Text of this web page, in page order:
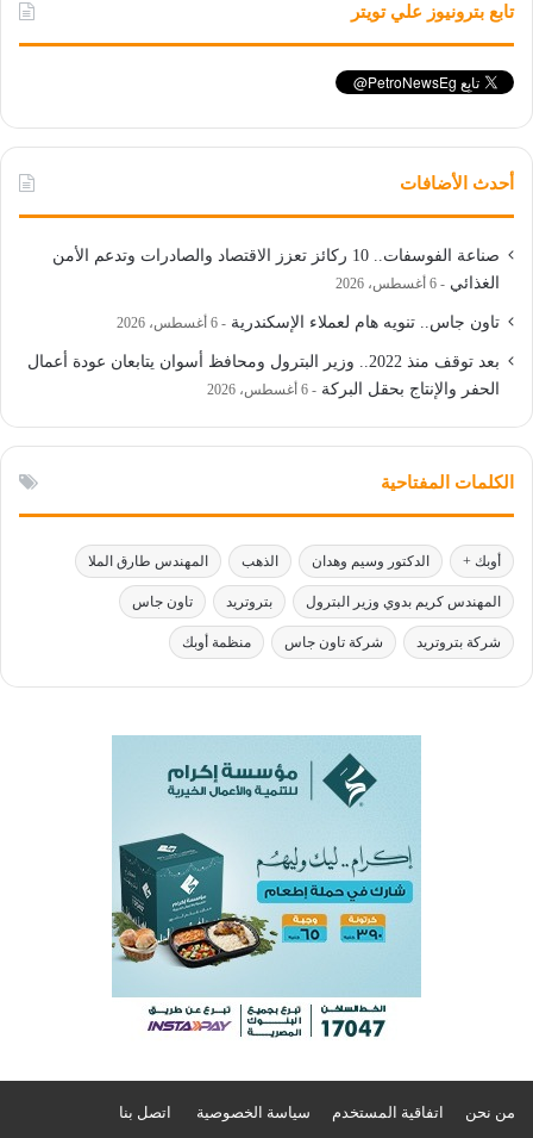
تابع بترونيوز علي تويتر
أحدث الأضافات
صناعة الفوسفات.. 10 ركائز تعزز الاقتصاد والصادرات وتدعم الأمن
الغذائي
6 أغسطس، 2026
تاون جاس.. تنويه هام لعملاء الإسكندرية 6 أغسطس، 2026
بعد توقف منذ 2022.. وزير البترول ومحافظ أسوان يتابعان عودة أعمال
الحفر والإنتاج بحقل البركة
6 أغسطس، 2026
الكلمات المفتاحية
أوبك + الدكتور وسيم وهدان الذهب المهندس طارق الملا
المهندس كريم بدوي وزير البترول بتروتريد تاون جاس
شركة بتروتريد شركة تاون جاس منظمة أوبك
من نحن اتفاقية المستخدم سياسة الخصوصية اتصل بنا